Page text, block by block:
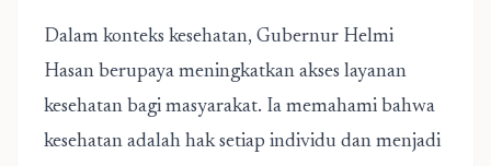
Dalam konteks kesehatan, Gubernur Helmi
Hasan berupaya meningkatkan akses layanan
kesehatan bagi masyarakat. Ia memahami bahwa
kesehatan adalah hak setiap individu dan menjadi